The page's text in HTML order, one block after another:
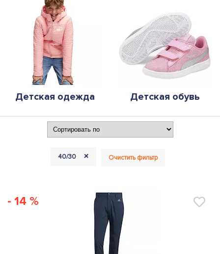
Детская одежда Детская обувь
40/30 + Очистить фильтр
- 14 %